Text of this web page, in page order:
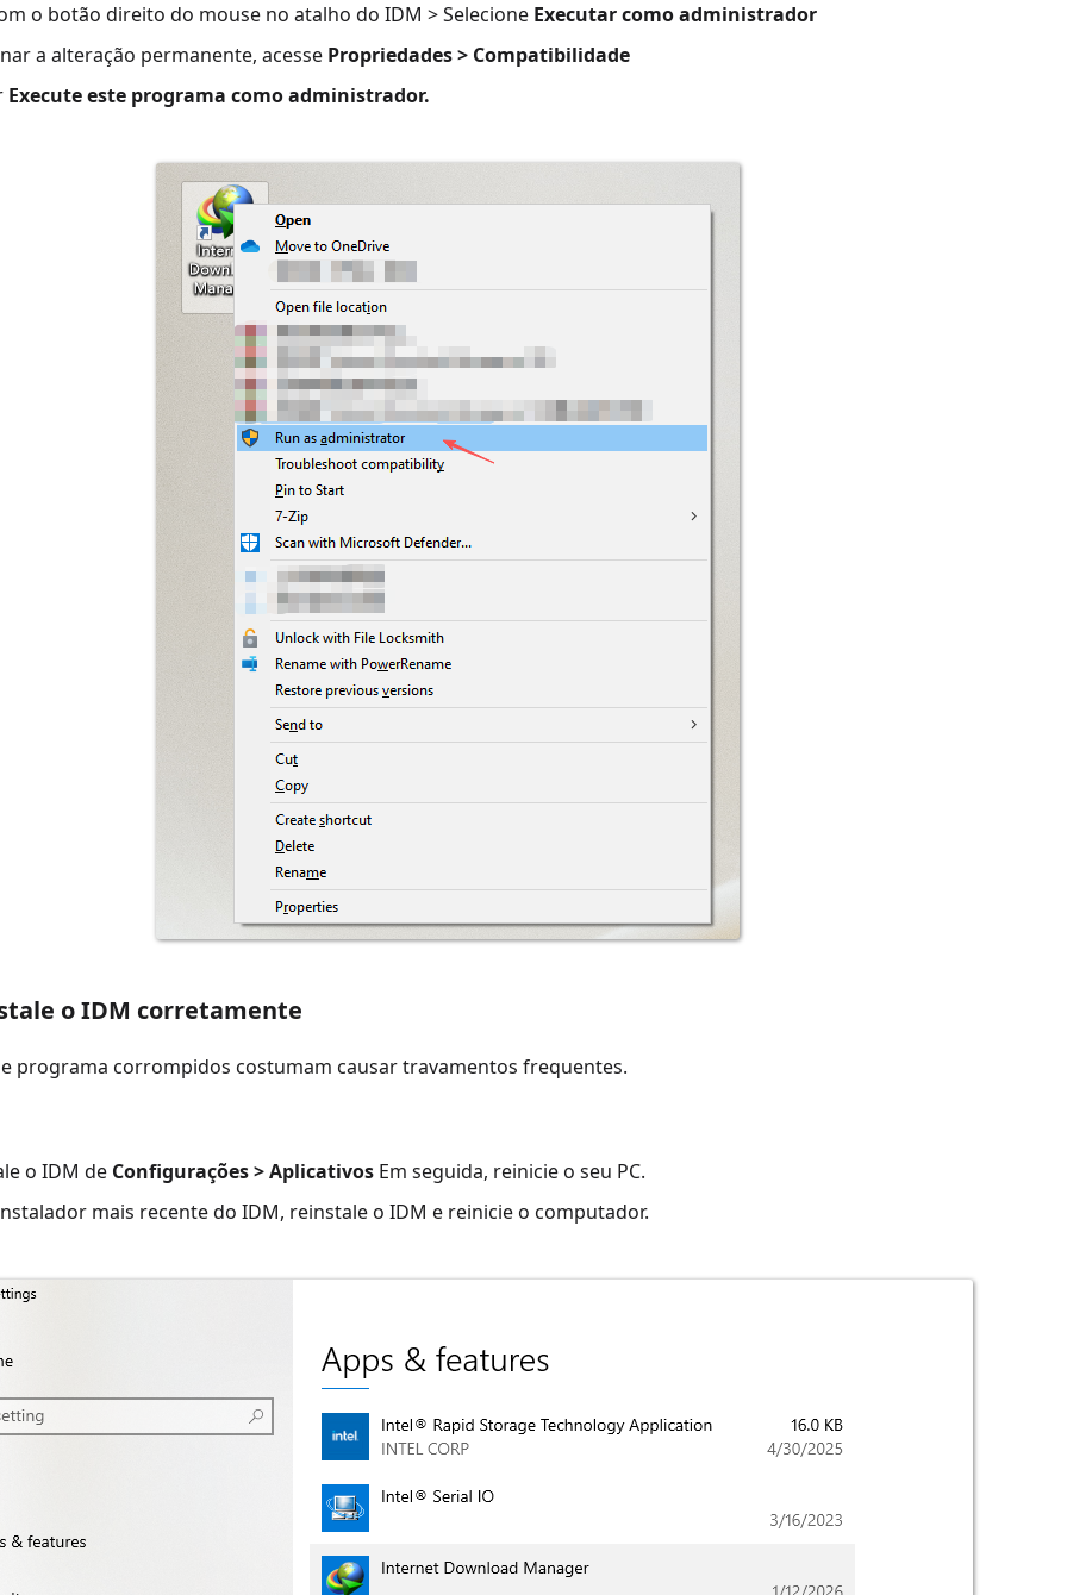
o botão direito do mouse no atalho do IDM > Selecione Executar como administrador
a alteração permanente, acesse Propriedades > Compatibilidade
Execute este programa como administrador.
o IDM corretamente
programa corrompidos costumam causar travamentos frequentes.
o IDM de Configurações > Aplicativos Em seguida, reinicie o seu PC.
mais recente do IDM, reinstale o IDM e reinicie o computador.